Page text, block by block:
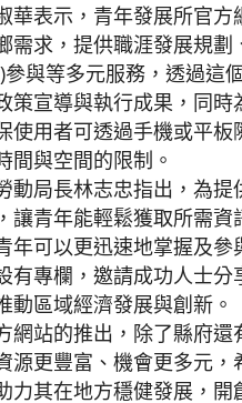
華表示，青年發展所官
需求，提供職涯發展規
參與等多元服務，透過這
策宣導與執行成果，同
使用者可透過手機或平
間與空間的限制。
動局長林志忠指出，為
讓青年能輕鬆獲取所需
年可以更迅速地掌握及參
有專欄，邀請成功人士分
動區域經濟發展與創新。
網站的推出，除了縣府
源更豐富、機會更多元
力其在地方穩健發展，開